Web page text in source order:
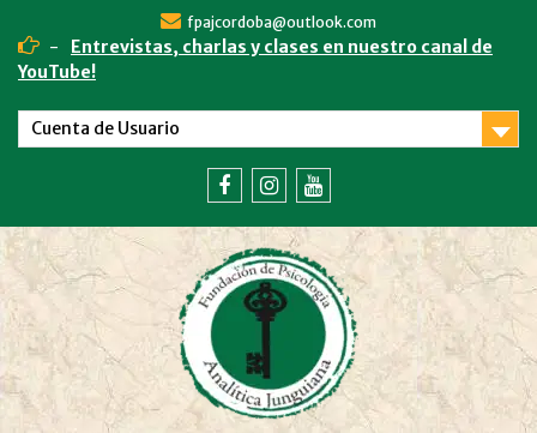
fpajcordoba@outlook.com
-
Entrevistas, charlas y clases en nuestro canal de
YouTube!
Cuenta de Usuario